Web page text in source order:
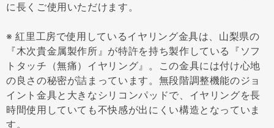
に長くご使用いただけます。
※ 紅里工房で使用しているイヤリング金具は、山梨県の
『木次貴金属製作所』が特許を持ち製作している『ソフ
トタッチ（無痛）イヤリング』。この金具には付け心地
の良さの秘密が詰まっています。無段階調整機能のジョ
イント金具と大きなシリコンパッドで、イヤリングを長
時間使用していても不快感が出にくい構造となっていま
す。